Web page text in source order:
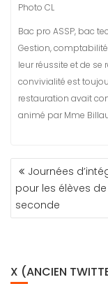
Photo CL
Bac pro ASSP, bac
Gestion,
leur réussite et de se
convivialité est
restauration avait
animé par Mme
NAVIGATION
DE
L’ARTICLE
Journées
pour les élèves de
seconde
X (ANCIEN